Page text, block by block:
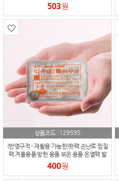
503원
상품코드 : 129595
(반영구적 - 재활용 가능한)핫팩 손난로 찜질
팩 겨울용품 방한 용품 보온 용품 온열팩 발
열 - 사각
400원